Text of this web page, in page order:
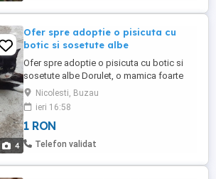
4
Ofer spre adoptie o pisicuta cu
botic si sosetute albe
Ofer spre adoptie o pisicuta cu botic si
sosetute albe Dorulet, o mamica foarte
grijulie, iubitoare si fidela, pe care am
sterilizat-o dupa ce a nascut in aprilie.
Daca va doriti o pisicuta care sa va fie
mereu aproape, Dorulet este ceea ce
cautati, e de ajuns sa o mangaiati putin si
Nicolesti, Buzau
ieri 16:58
1 RON
Telefon validat